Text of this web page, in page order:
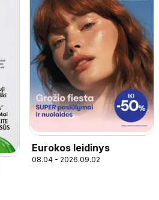
Eurokos leidinys
08.04 - 2026.09.02